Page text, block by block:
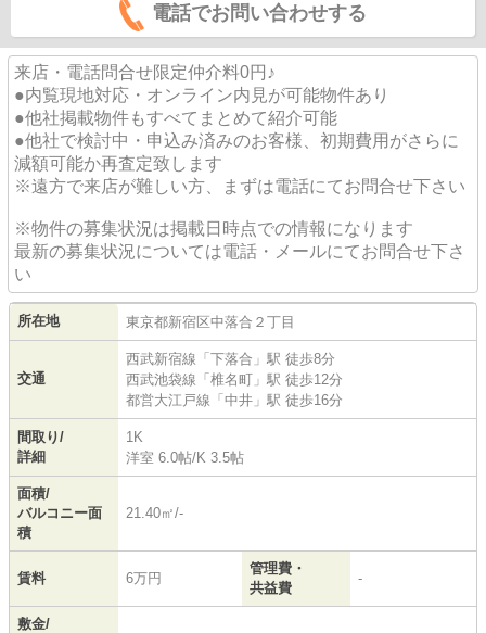
電話でお問い合わせする
来店・電話問合せ限定仲介料0円♪
●内覧現地対応・オンライン内見が可能物件あり
●他社掲載物件もすべてまとめて紹介可能
●他社で検討中・申込み済みのお客様、初期費用がさらに
減額可能か再査定致します
※遠方で来店が難しい方、まずは電話にてお問合せ下さい
※物件の募集状況は掲載日時点での情報になります
最新の募集状況については電話・メールにてお問合せ下さ
い
所在地 東京都新宿区中落合 ２丁目
交通
西武新宿線 「 下落合 」駅 徒歩8分
西武池袋線 「 椎名町 」駅 徒歩12分
都営大江戸線 「 中井 」駅 徒歩16分
間取り/
詳細
1K
洋室 6.0帖/K 3.5帖
面積/
バルコニー面
積
21.40㎡/-
賃料 6万円
管理費・
共益費
-
敷金/